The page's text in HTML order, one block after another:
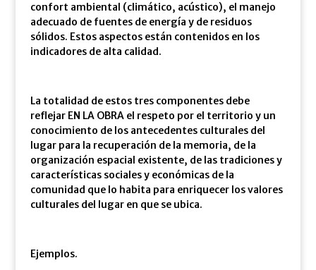
confort ambiental (climático, acústico), el manejo
adecuado de fuentes de energía y de residuos
sólidos. Estos aspectos están contenidos en los
indicadores de alta calidad.
La totalidad de estos tres componentes debe
reflejar EN LA OBRA el respeto por el territorio y un
conocimiento de los antecedentes culturales del
lugar para la recuperación de la memoria, de la
organización espacial existente, de las tradiciones y
características sociales y económicas de la
comunidad que lo habita para enriquecer los valores
culturales del lugar en que se ubica.
Ejemplos.